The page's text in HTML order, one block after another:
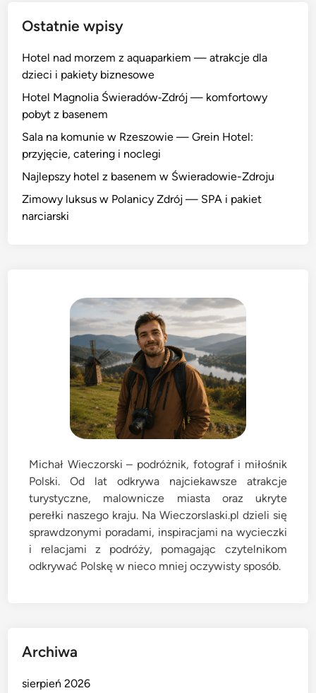
Ostatnie wpisy
Hotel nad morzem z aquaparkiem — atrakcje dla
dzieci i pakiety biznesowe
Hotel Magnolia Świeradów‑Zdrój — komfortowy
pobyt z basenem
Sala na komunie w Rzeszowie — Grein Hotel:
przyjęcie, catering i noclegi
Najlepszy hotel z basenem w Świeradowie-Zdroju
Zimowy luksus w Polanicy Zdrój — SPA i pakiet
narciarski
Michał Wieczorski – podróżnik, fotograf i miłośnik
Polski. Od lat odkrywa najciekawsze atrakcje
turystyczne, malownicze miasta oraz ukryte
perełki naszego kraju. Na Wieczorslaski.pl dzieli się
sprawdzonymi poradami, inspiracjami na wycieczki
i relacjami z podróży, pomagając czytelnikom
odkrywać Polskę w nieco mniej oczywisty sposób.
Archiwa
sierpień 2026